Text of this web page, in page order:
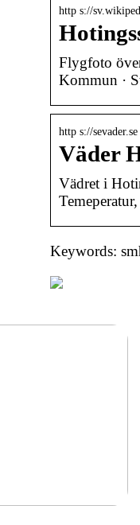
http s://
Flygfoto
Kommun ·
http s://
Väder
Vädret i
Keywords: